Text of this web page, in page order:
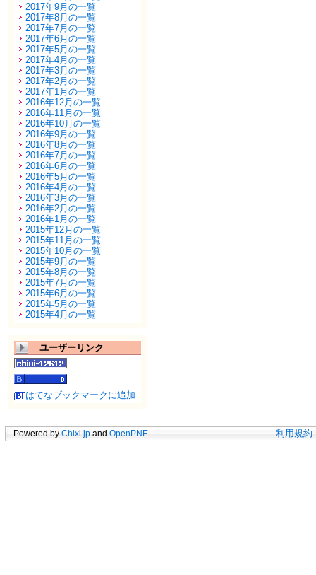
2017年9月の一覧
2017年8月の一覧
2017年7月の一覧
2017年6月の一覧
2017年5月の一覧
2017年4月の一覧
2017年3月の一覧
2017年2月の一覧
2017年1月の一覧
2016年12月の一覧
2016年11月の一覧
2016年10月の一覧
2016年9月の一覧
2016年8月の一覧
2016年7月の一覧
2016年6月の一覧
2016年5月の一覧
2016年4月の一覧
2016年3月の一覧
2016年2月の一覧
2016年1月の一覧
2015年12月の一覧
2015年11月の一覧
2015年10月の一覧
2015年9月の一覧
2015年8月の一覧
2015年7月の一覧
2015年6月の一覧
2015年5月の一覧
2015年4月の一覧
ユーザーリンク
はてなブックマークに追加
Powered by Chixi.jp and OpenPNE 利用規約